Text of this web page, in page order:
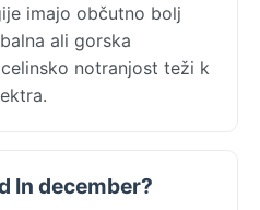
imajo občutno bolj
ali gorska
notranjost teži k
In december?